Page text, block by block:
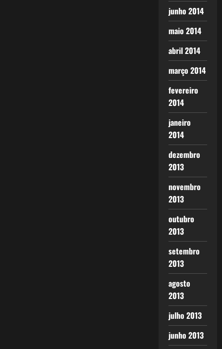
junho 2014
maio 2014
abril 2014
março 2014
fevereiro
2014
janeiro
2014
dezembro
2013
novembro
2013
outubro
2013
setembro
2013
agosto
2013
julho 2013
junho 2013